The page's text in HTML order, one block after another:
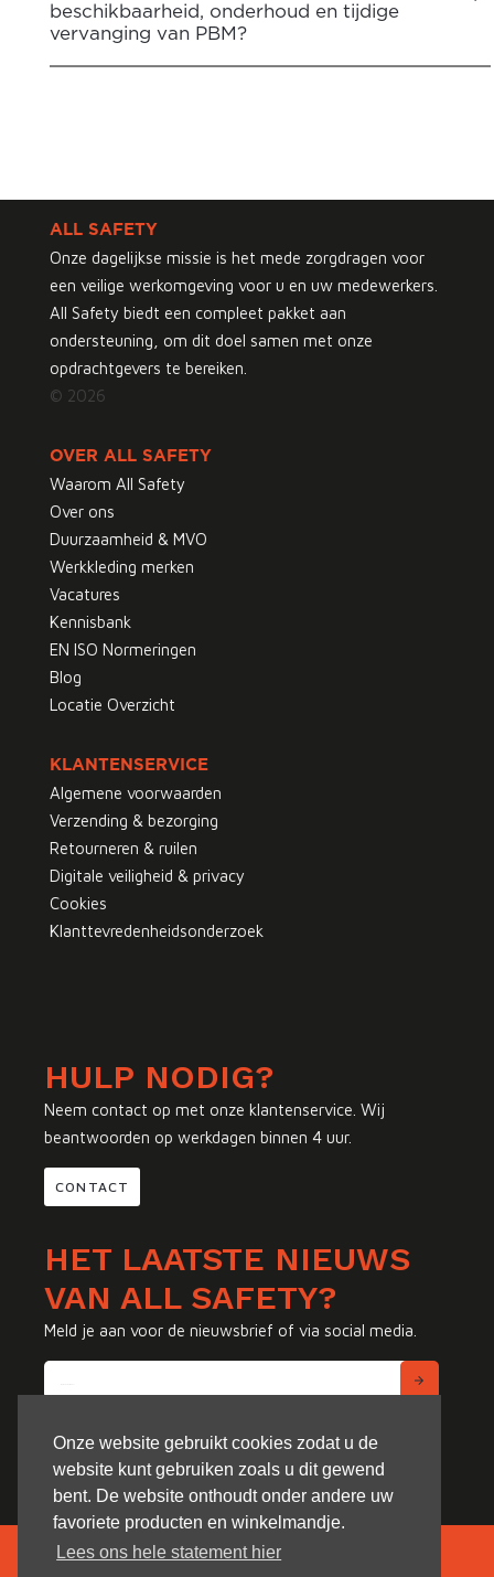
Onze website gebruikt cookies zodat u de
website kunt gebruiken zoals u dit gewend
bent. De website onthoudt onder andere uw
favoriete producten en winkelmandje.
Lees ons hele statement hier
beschikbaarheid, onderhoud en tijdige
vervanging van PBM?
ALL SAFETY
Onze dagelijkse missie is het mede zorgdragen voor
een veilige werkomgeving voor u en uw medewerkers.
All Safety biedt een compleet pakket aan
ondersteuning, om dit doel samen met onze
opdrachtgevers te bereiken.
© 2026
OVER ALL SAFETY
Waarom All Safety
Over ons
Duurzaamheid & MVO
Werkkleding merken
Vacatures
Kennisbank
EN ISO Normeringen
Blog
Locatie Overzicht
KLANTENSERVICE
Algemene voorwaarden
Verzending & bezorging
Retourneren & ruilen
Digitale veiligheid & privacy
Cookies
Klanttevredenheidsonderzoek
HULP NODIG?
Neem contact op met onze klantenservice. Wij
beantwoorden op werkdagen binnen 4 uur.
CONTACT
HET LAATSTE NIEUWS
VAN ALL SAFETY?
Meld je aan voor de nieuwsbrief of via social media.